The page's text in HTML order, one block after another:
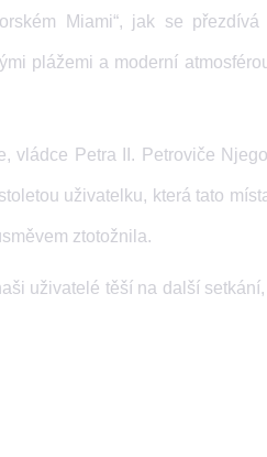
Miami“, jak se přezdívá
plážemi a moderní
vládce Petra II. Petroviče
uživatelku, která tato
ztotožnila.
uživatelé těší na další